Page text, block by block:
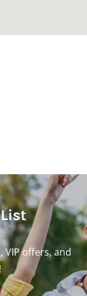
VIP offers, and